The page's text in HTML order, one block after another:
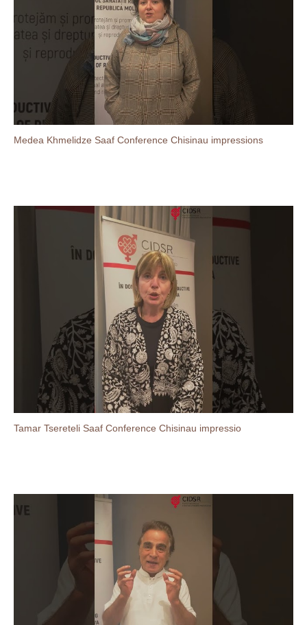
Medea Khmelidze Saaf Conference Chisinau impressions
Tamar Tsereteli Saaf Conference Chisinau impressio